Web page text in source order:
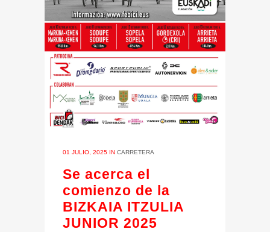
01 JULIO, 2025 IN CARRETERA
Se acerca el
comienzo de la
BIZKAIA ITZULIA
JUNIOR 2025